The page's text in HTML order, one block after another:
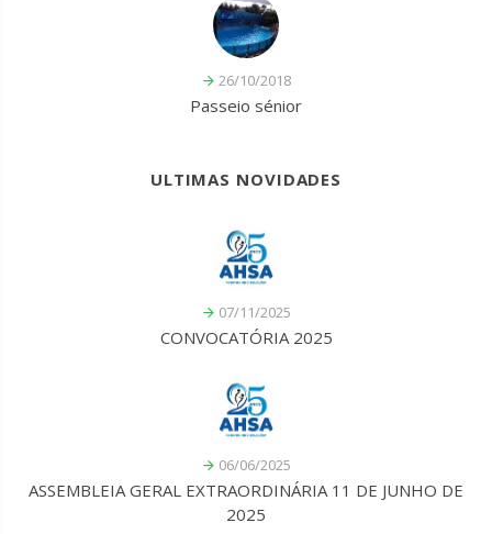
26/10/2018
Passeio sénior
ULTIMAS NOVIDADES
07/11/2025
CONVOCATÓRIA 2025
06/06/2025
ASSEMBLEIA GERAL EXTRAORDINÁRIA 11 DE JUNHO DE
2025